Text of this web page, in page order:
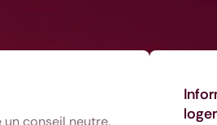
conseil neutre,